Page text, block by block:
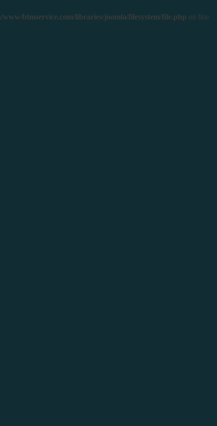
btmservice.com/libraries/joomla/filesystem/file.php on line